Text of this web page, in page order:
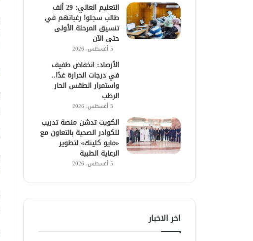
التعليم العالي: 29 ألف
طالب سجلوا رغباتهم في
تنسيق المرحلة الأولى
حتى الآن
5 أغسطس، 2026
الأرصاد: انخفاض طفيف
في درجات الحرارة غدًا..
واستمرار الطقس الحار
الرطب
5 أغسطس، 2026
الكويت تدشن منصة تدريب
للكوادر الصحية بالتعاون مع
«مايو كلينك» لتطوير
الرعاية الطبية
5 أغسطس، 2026
اخر الاخبار